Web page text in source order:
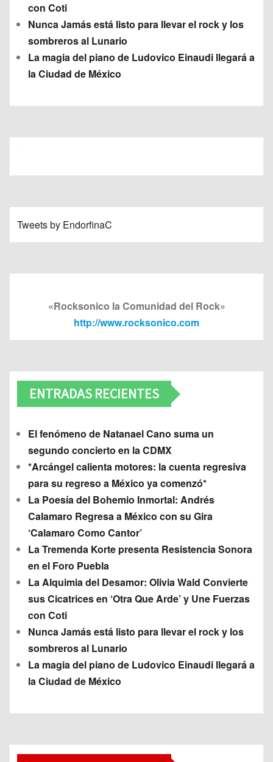
con Coti
Nunca Jamás está listo para llevar el rock y los
sombreros al Lunario
La magia del piano de Ludovico Einaudi llegará a
la Ciudad de México
Tweets by EndorfinaC
«Rocksonico la Comunidad del Rock»
http://www.rocksonico.com
ENTRADAS RECIENTES
El fenómeno de Natanael Cano suma un
segundo concierto en la CDMX
*Arcángel calienta motores: la cuenta regresiva
para su regreso a México ya comenzó*
La Poesía del Bohemio Inmortal: Andrés
Calamaro Regresa a México con su Gira
‘Calamaro Como Cantor’
La Tremenda Korte presenta Resistencia Sonora
en el Foro Puebla
La Alquimia del Desamor: Olivia Wald Convierte
sus Cicatrices en ‘Otra Que Arde’ y Une Fuerzas
con Coti
Nunca Jamás está listo para llevar el rock y los
sombreros al Lunario
La magia del piano de Ludovico Einaudi llegará a
la Ciudad de México